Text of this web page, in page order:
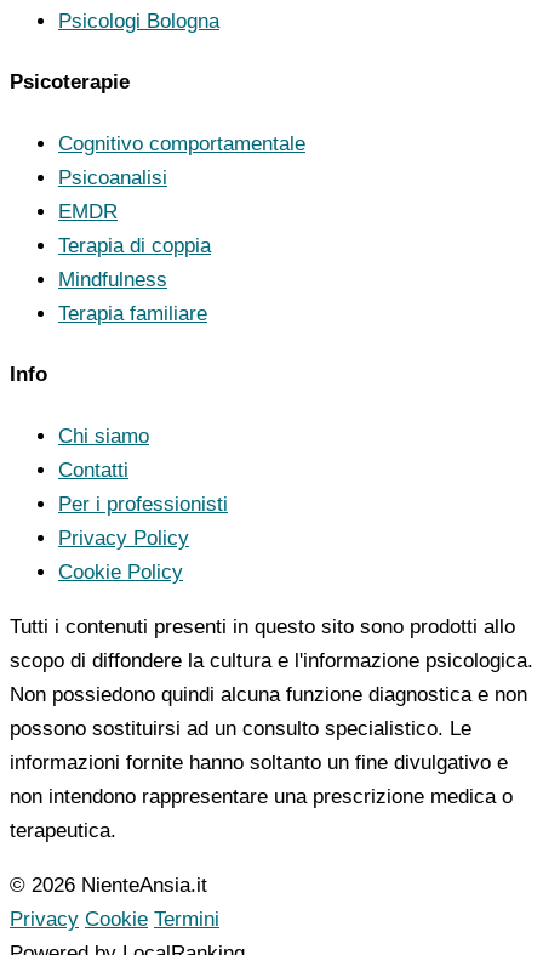
Psicologi Bologna
Psicoterapie
Cognitivo comportamentale
Psicoanalisi
EMDR
Terapia di coppia
Mindfulness
Terapia familiare
Info
Chi siamo
Contatti
Per i professionisti
Privacy Policy
Cookie Policy
Tutti i contenuti presenti in questo sito sono prodotti allo
scopo di diffondere la cultura e l'informazione psicologica.
Non possiedono quindi alcuna funzione diagnostica e non
possono sostituirsi ad un consulto specialistico. Le
informazioni fornite hanno soltanto un fine divulgativo e
non intendono rappresentare una prescrizione medica o
terapeutica.
© 2026 NienteAnsia.it
Privacy Cookie Termini